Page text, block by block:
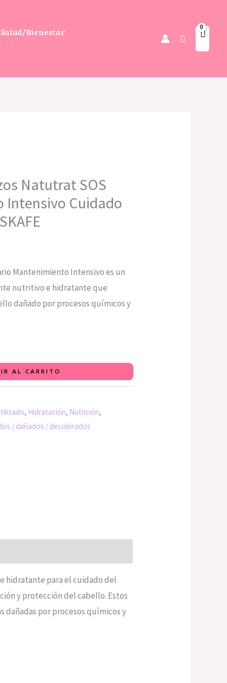
Salud/Bienestar
Buscar
Natutrat SOS
Intensivo Cuidado
Mantenimiento Intensivo es un
nutritivo e hidratante que
dañado por procesos químicos y
AL CARRITO
, Hidratación, Nutrición,
/ dañados / decolorados
hidratante para el cuidado del
y protección del cabello. Estos
por procesos químicos y